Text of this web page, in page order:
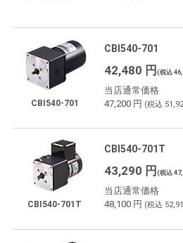
CBI540-701
CBI540-701
42,480 円 (税込
当店通常価格
47,200 円 (税込
CBI540-701T
CBI540-701T
43,290 円 (税込
当店通常価格
48,100 円 (税込